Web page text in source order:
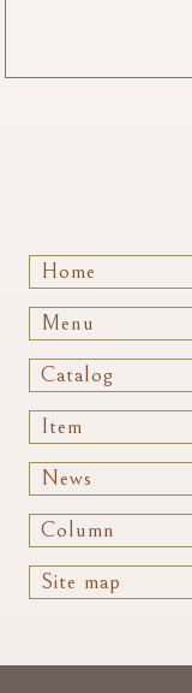
Home
Menu
Catalog
Item
News
Column
Site map